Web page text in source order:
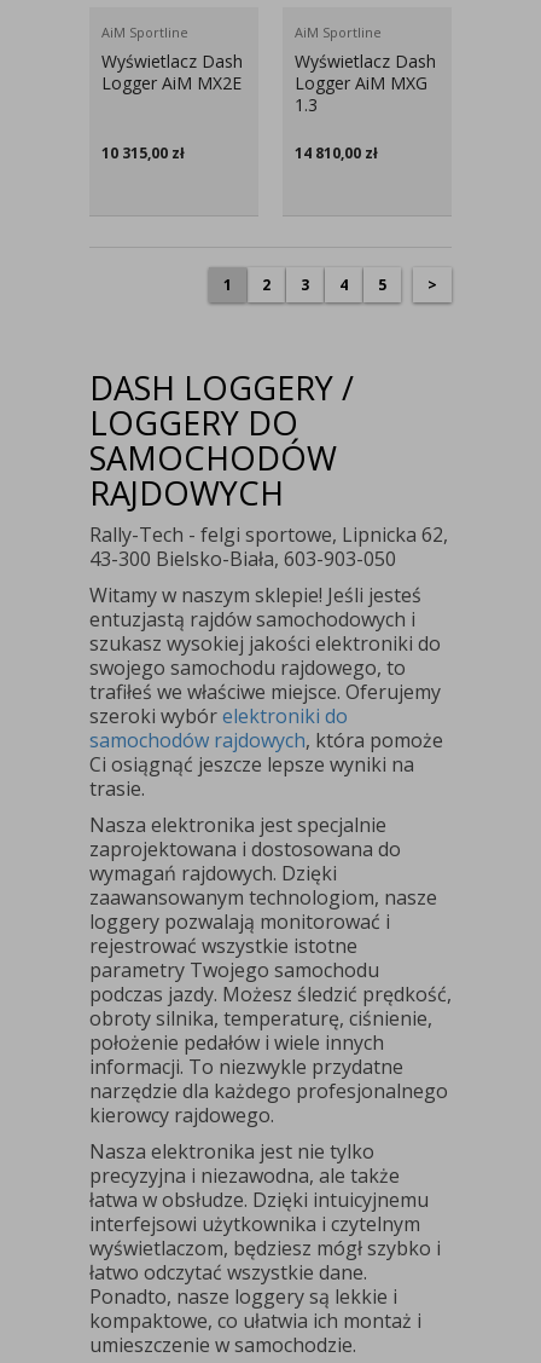
AiM Sportline
Wyświetlacz Dash
Logger AiM MX2E
10 315,00 zł
AiM Sportline
Wyświetlacz Dash
Logger AiM MXG
1.3
14 810,00 zł
1 2 3 4 5 >
DASH LOGGERY /
LOGGERY DO
SAMOCHODÓW
RAJDOWYCH
Rally-Tech - felgi sportowe, Lipnicka 62,
43-300 Bielsko-Biała, 603-903-050
Witamy w naszym sklepie! Jeśli jesteś
entuzjastą rajdów samochodowych i
szukasz wysokiej jakości elektroniki do
swojego samochodu rajdowego, to
trafiłeś we właściwe miejsce. Oferujemy
szeroki wybórelektroniki do
samochodów rajdowych, która pomoże
Ci osiągnąć jeszcze lepsze wyniki na
trasie.
Nasza elektronika jest specjalnie
zaprojektowana i dostosowana do
wymagań rajdowych. Dzięki
zaawansowanym technologiom, nasze
loggery pozwalają monitorować i
rejestrować wszystkie istotne
parametry Twojego samochodu
podczas jazdy. Możesz śledzić prędkość,
obroty silnika, temperaturę, ciśnienie,
położenie pedałów i wiele innych
informacji. To niezwykle przydatne
narzędzie dla każdego profesjonalnego
kierowcy rajdowego.
Nasza elektronika jest nie tylko
precyzyjna i niezawodna, ale także
łatwa w obsłudze. Dzięki intuicyjnemu
interfejsowi użytkownika i czytelnym
wyświetlaczom, będziesz mógł szybko i
łatwo odczytać wszystkie dane.
Ponadto, nasze loggery są lekkie i
kompaktowe, co ułatwia ich montaż i
umieszczenie w samochodzie.